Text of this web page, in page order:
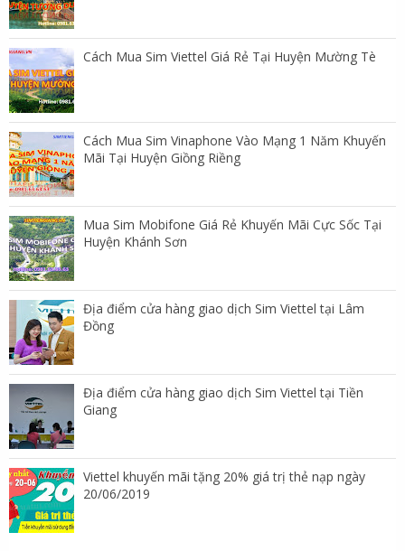
Cách Mua Sim Viettel Giá Rẻ Tại Huyện Mường Tè
Cách Mua Sim Vinaphone Vào Mạng 1 Năm Khuyến
Mãi Tại Huyện Giồng Riềng
Mua Sim Mobifone Giá Rẻ Khuyến Mãi Cực Sốc Tại
Huyện Khánh Sơn
Địa điểm cửa hàng giao dịch Sim Viettel tại Lâm
Đồng
Địa điểm cửa hàng giao dịch Sim Viettel tại Tiền
Giang
Viettel khuyến mãi tặng 20% giá trị thẻ nạp ngày
20/06/2019